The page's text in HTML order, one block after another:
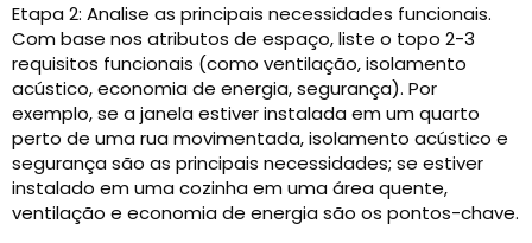
Etapa 2: Analise as principais necessidades funcionais.
Com base nos atributos de espaço, liste o topo 2-3
requisitos funcionais (como ventilação, isolamento
acústico, economia de energia, segurança). Por
exemplo, se a janela estiver instalada em um quarto
perto de uma rua movimentada, isolamento acústico e
segurança são as principais necessidades; se estiver
instalado em uma cozinha em uma área quente,
ventilação e economia de energia são os pontos-chave.